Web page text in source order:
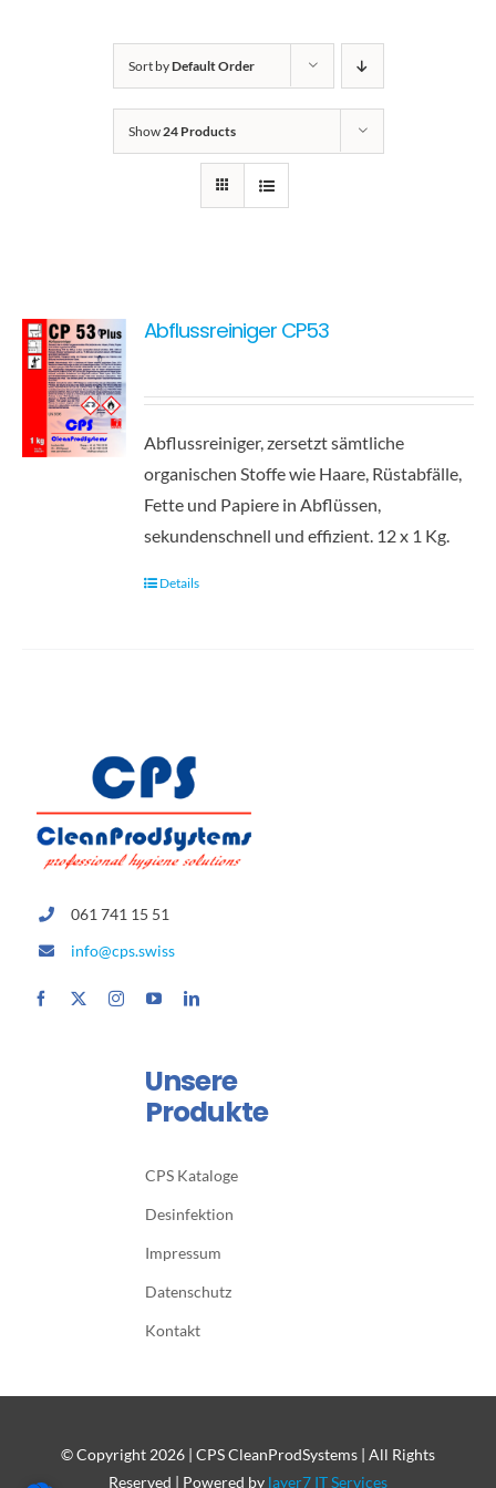
Sort byDefault Order
Show24 Products
Abflussreiniger CP53
Abflussreiniger, zersetzt sämtliche
organischen Stoffe wie Haare, Rüstabfälle,
Fette und Papiere in Abflüssen,
sekundenschnell und effizient. 12 x 1 Kg.
Details
061 741 15 51
info@cps.swiss
Unsere
Produkte
CPS Kataloge
Desinfektion
Impressum
Datenschutz
Kontakt
© Copyright 2026 | CPS CleanProdSystems | All Rights
Reserved | Powered by layer7 IT Services